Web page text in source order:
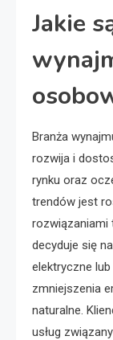
Jakie
Branża
rozwija i
rynku oraz
trendów jest
rozwiązaniami
decyduje się
elektryczne
zmniejszenia
naturalne.
usług